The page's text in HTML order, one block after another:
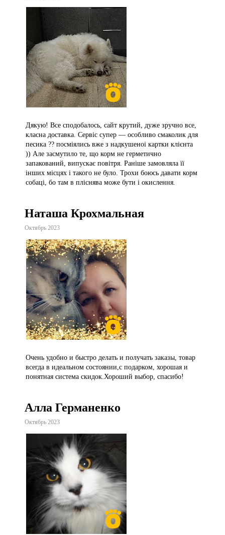
Дякую! Все сподобалось, сайт крутий, дуже зручно все,
класна доставка. Сервіс супер — особливо смаколик для
песика ?? посміялись вже з надкушеноі картки клієнта
)) Але засмутило те, що корм не герметично
запакований, випускає повітря. Раніше замовляла її
інших місцях і такого не було. Трохи боюсь давати корм
собаці, бо там в пліснява може бути і окислення.
Наташа Крохмальная
Октябрь 2023
Очень удобно и быстро делать и получать заказы, товар
всегда в идеальном состоянии,с подарком, хорошая и
понятная система скидок.Хороший выбор, спасибо!
Алла Германенко
Октябрь 2023